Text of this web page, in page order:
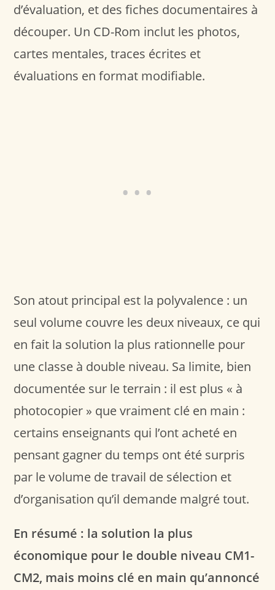
d’évaluation, et des fiches documentaires à
découper. Un CD-Rom inclut les photos,
cartes mentales, traces écrites et
évaluations en format modifiable.
Son atout principal est la polyvalence : un
seul volume couvre les deux niveaux, ce qui
en fait la solution la plus rationnelle pour
une classe à double niveau. Sa limite, bien
documentée sur le terrain : il est plus « à
photocopier » que vraiment clé en main :
certains enseignants qui l’ont acheté en
pensant gagner du temps ont été surpris
par le volume de travail de sélection et
d’organisation qu’il demande malgré tout.
En résumé : la solution la plus
économique pour le double niveau CM1-
CM2, mais moins clé en main qu’annoncé